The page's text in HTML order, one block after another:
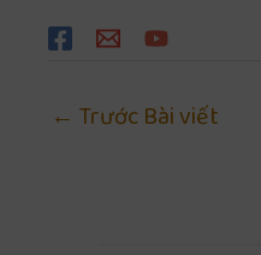
←Trước Bài viết